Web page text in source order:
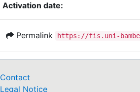
Activation date:
Permalink https://fis.uni-
Contact
Legal Notice